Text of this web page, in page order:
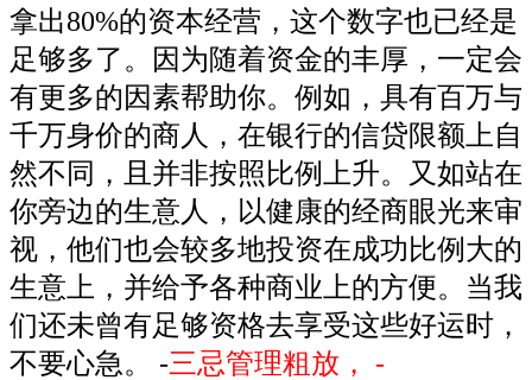
拿出80%的资本经营，这个数字也已经是
足够多了。因为随着资金的丰厚，一定会
有更多的因素帮助你。例如，具有百万与
千万身价的商人，在银行的信贷限额上自
然不同，且并非按照比例上升。又如站在
你旁边的生意人，以健康的经商眼光来审
视，他们也会较多地投资在成功比例大的
生意上，并给予各种商业上的方便。当我
们还未曾有足够资格去享受这些好运时，
不要心急。 -三忌管理粗放， -